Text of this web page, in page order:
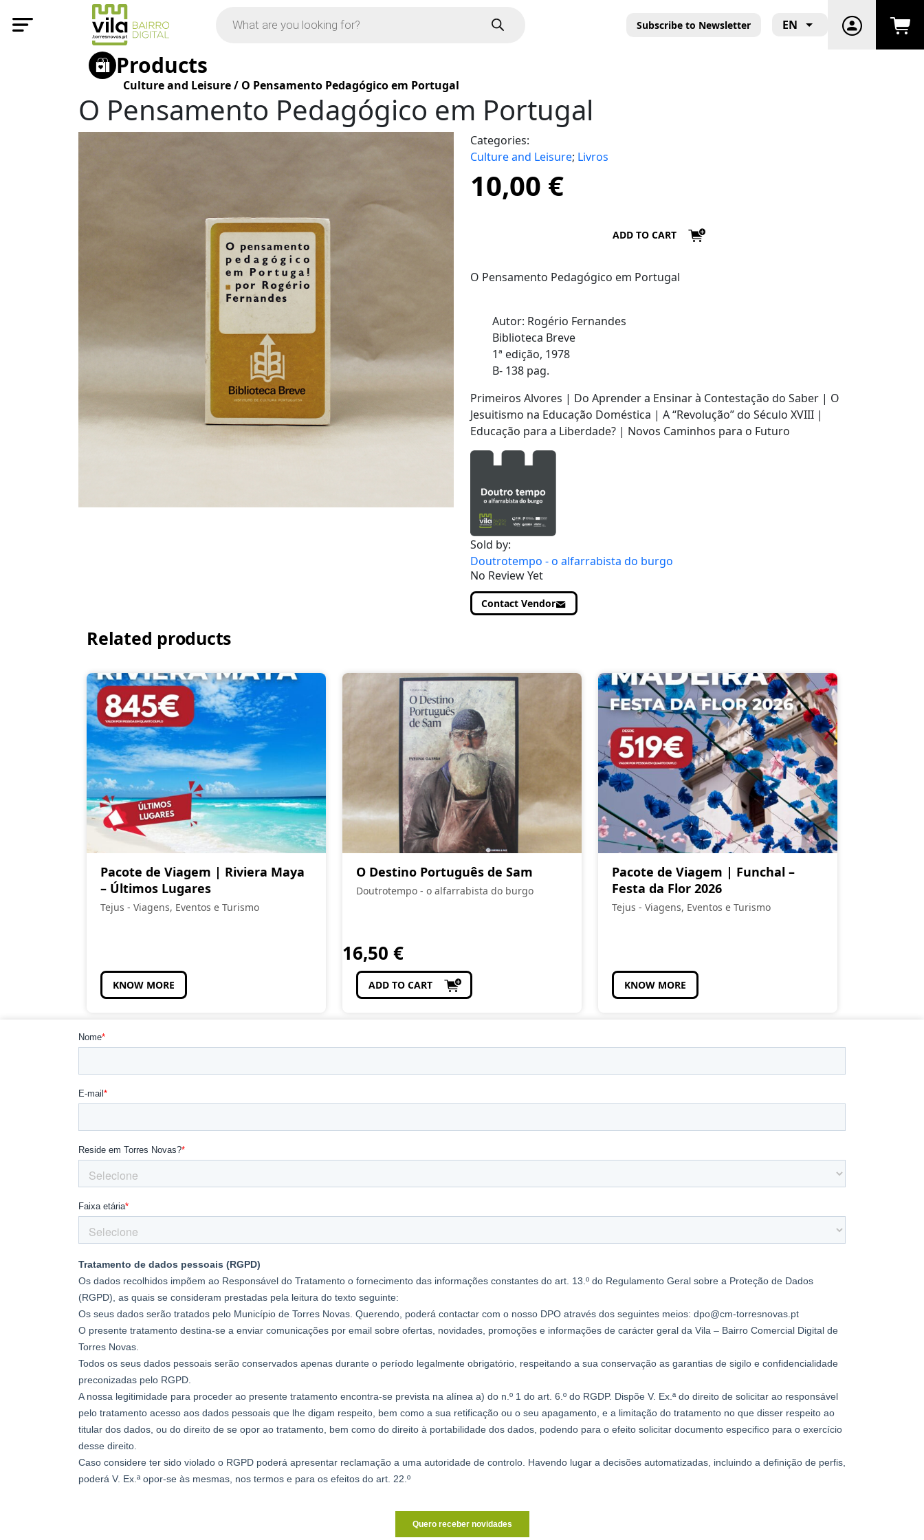
Subscribe to Newsletter EN
Products
Culture and Leisure/ O Pensamento Pedagógico em Portugal
O Pensamento Pedagógico em Portugal
Categories:
Culture and Leisure; Livros
10,00 €
ADD TO CART
O Pensamento Pedagógico em Portugal
Autor: Rogério Fernandes
Biblioteca Breve
1ª edição, 1978
B- 138 pag.
Primeiros Alvores | Do Aprender a Ensinar à Contestação do Saber | O
Jesuitismo na Educação Doméstica | A “Revolução” do Século XVIII |
Educação para a Liberdade? | Novos Caminhos para o Futuro
Sold by:
Doutrotempo - o alfarrabista do burgo
No Review Yet
Contact Vendor
Related products
Pacote de Viagem | Riviera Maya
– Últimos Lugares
Tejus - Viagens, Eventos e Turismo
KNOW MORE
O Destino Português de Sam
Doutrotempo - o alfarrabista do burgo
16,50 €
ADD TO CART
Pacote de Viagem | Funchal –
Festa da Flor 2026
Tejus - Viagens, Eventos e Turismo
KNOW MORE